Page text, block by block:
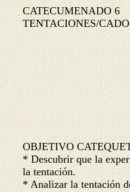
CATECUMENADO 6
TENTACIONES/CADO
OBJETIVO
* Descubrir que la
la tentación.
* Analizar la tentación